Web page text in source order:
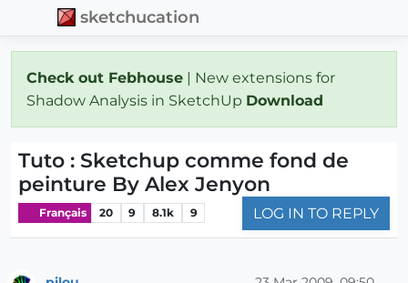
sketchucation
Check out Febhouse | New extensions for
Shadow Analysis in SketchUp Download
Tuto : Sketchup comme fond de
peinture By Alex Jenyon
Français 20 9 8.1k 9 LOG IN TO REPLY